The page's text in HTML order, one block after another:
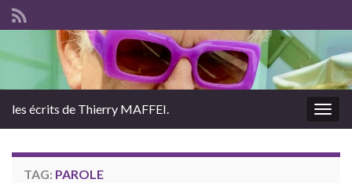
les écrits de Thierry MAFFEI.
TAG: PAROLE